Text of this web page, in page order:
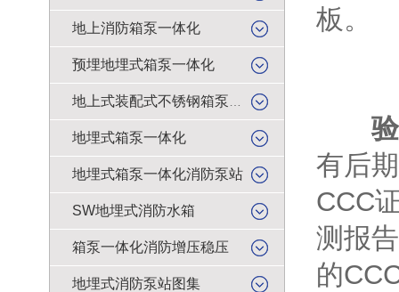
地上消防箱泵一体化
预埋地埋式箱泵一体化
地埋式箱泵一体化
地埋式箱泵一体化消防泵站
SW地埋式消防水箱
箱泵一体化消防增压稳压
地埋式消防泵站图集
板。
有后
CCC
测报
的